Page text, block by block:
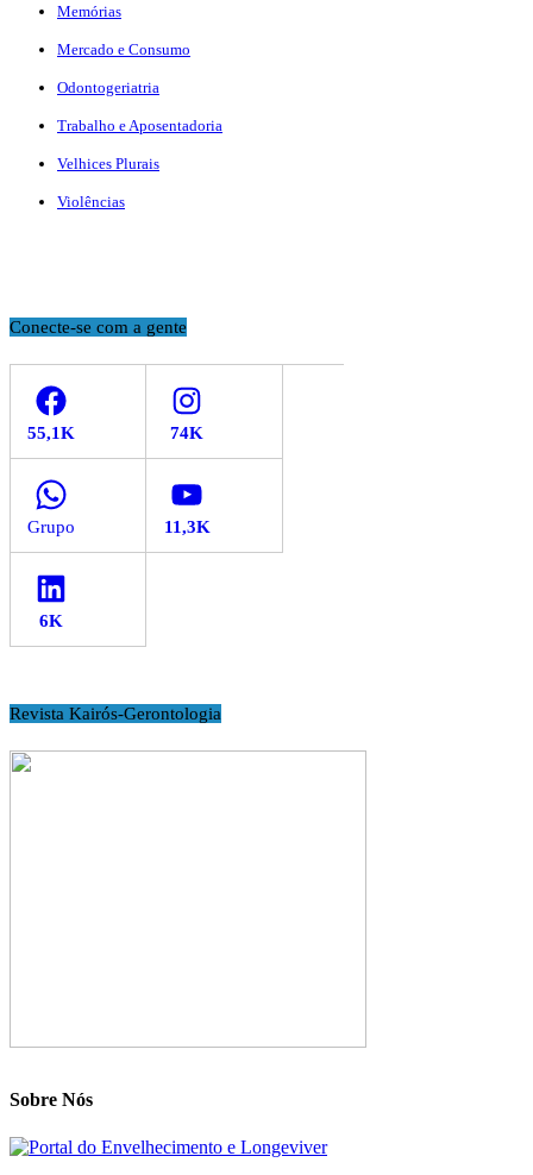
Memórias
Mercado e Consumo
Odontogeriatria
Trabalho e Aposentadoria
Velhices Plurais
Violências
Conecte-se com a gente
Facebook Instagram
WhatsApp YouTube
LinkedIn
Revista Kairós-Gerontologia
Sobre Nós